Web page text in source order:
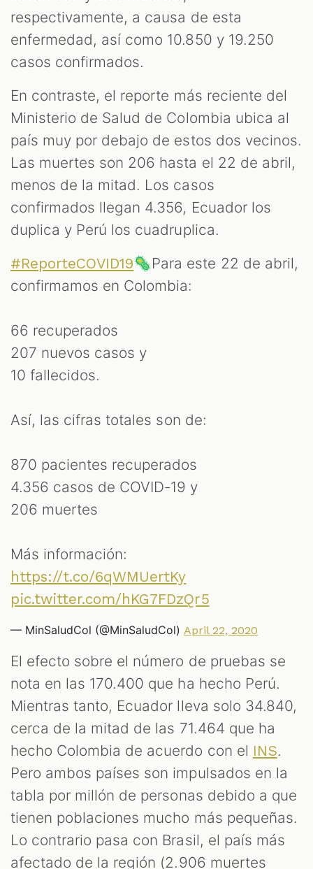
respectivamente, a causa de esta
enfermedad, así como 10.850 y 19.250
casos confirmados.
En contraste, el reporte más reciente del
Ministerio de Salud de Colombia ubica al
país muy por debajo de estos dos vecinos.
Las muertes son 206 hasta el 22 de abril,
menos de la mitad. Los casos
confirmados llegan 4.356, Ecuador los
duplica y Perú los cuadruplica.
#ReporteCOVID19🦠Para este 22 de abril,
confirmamos en Colombia:
66 recuperados
207 nuevos casos y
10 fallecidos.
Así, las cifras totales son de:
870 pacientes recuperados
4.356 casos de COVID-19 y
206 muertes
Más información:
https://t.co/6qWMUertKy
pic.twitter.com/hKG7FDzQr5
— MinSaludCol (@MinSaludCol) April 22, 2020
El efecto sobre el número de pruebas se
nota en las 170.400 que ha hecho Perú.
Mientras tanto, Ecuador lleva solo 34.840,
cerca de la mitad de las 71.464 que ha
hecho Colombia de acuerdo con el INS.
Pero ambos países son impulsados en la
tabla por millón de personas debido a que
tienen poblaciones mucho más pequeñas.
Lo contrario pasa con Brasil, el país más
afectado de la región (2.906 muertes